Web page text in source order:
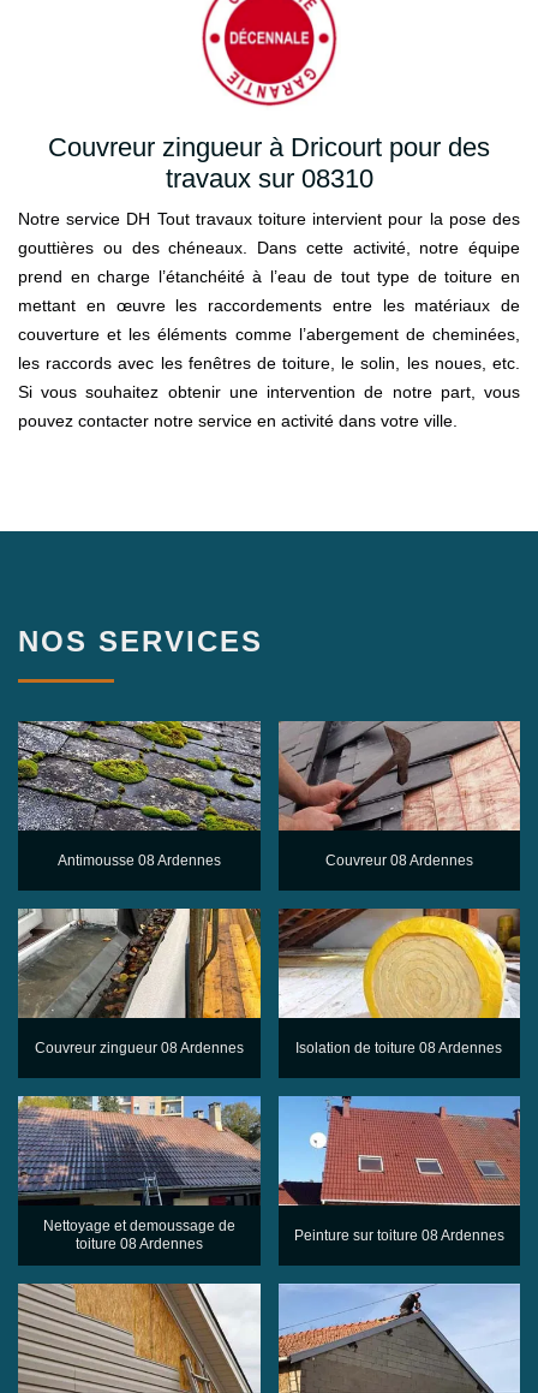
Couvreur zingueur à Dricourt pour des
travaux sur 08310
Notre service DH Tout travaux toiture intervient pour la pose des
gouttières ou des chéneaux. Dans cette activité, notre équipe
prend en charge l’étanchéité à l’eau de tout type de toiture en
mettant en œuvre les raccordements entre les matériaux de
couverture et les éléments comme l’abergement de cheminées,
les raccords avec les fenêtres de toiture, le solin, les noues, etc.
Si vous souhaitez obtenir une intervention de notre part, vous
pouvez contacter notre service en activité dans votre ville.
NOS SERVICES
Antimousse 08 Ardennes Couvreur 08 Ardennes
Couvreur zingueur 08 Ardennes Isolation de toiture 08 Ardennes
Nettoyage et demoussage de
toiture 08 Ardennes
Peinture sur toiture 08 Ardennes